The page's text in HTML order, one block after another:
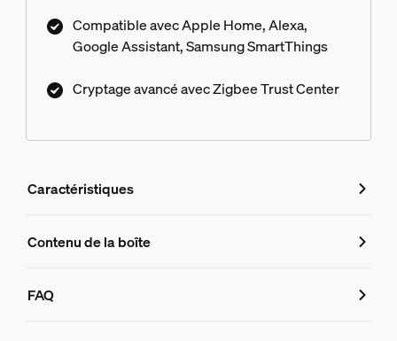
Compatible avec Apple Home, Alexa,
Google Assistant, Samsung SmartThings
Cryptage avancé avec Zigbee Trust Center
Caractéristiques
Caractéristiques
8720169155114
Contenu de la boîte
FAQ